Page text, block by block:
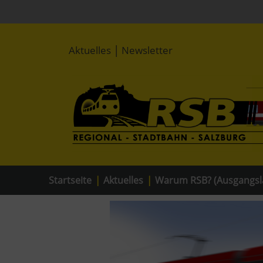
Aktuelles | Newsletter
Startseite Aktuelles Warum RSB?